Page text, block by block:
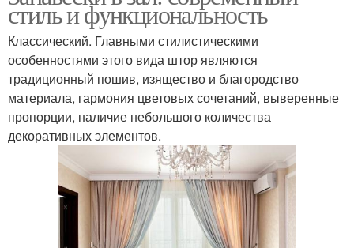
стиль и функциональность
Классический. Главными стилистическими
особенностями этого вида штор являются
традиционный пошив, изящество и благородство
материала, гармония цветовых сочетаний, выверенные
пропорции, наличие небольшого количества
декоративных элементов.